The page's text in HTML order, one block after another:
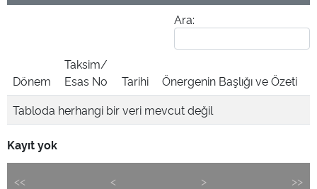
Ara:
Dönem
Taksim/
Esas No
Tarihi
Önergenin Başlığı ve Özeti
Tabloda herhangi bir veri mevcut değil
Kayıt yok
<< < > >>